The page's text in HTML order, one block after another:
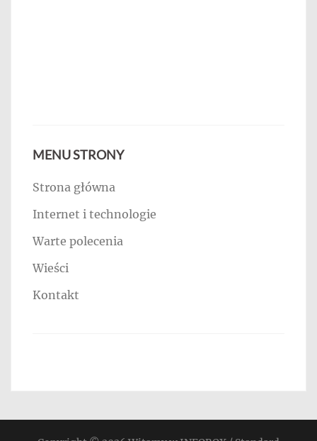
MENU STRONY
Strona główna
Internet i technologie
Warte polecenia
Wieści
Kontakt